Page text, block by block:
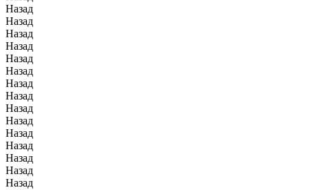
Назад
Назад
Назад
Назад
Назад
Назад
Назад
Назад
Назад
Назад
Назад
Назад
Назад
Назад
Назад